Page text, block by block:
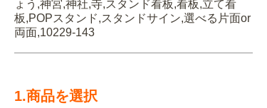
ょう,神宮,神社,寺,スタンド看板,看板,立て看
板,POPスタンド,スタンドサイン,選べる片面or
両面,10229-143
1.商品を選択